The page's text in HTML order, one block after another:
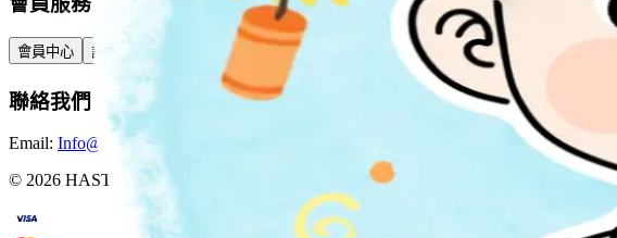
會員中心 訂單查詢 積分與獎賞 預訂與包裹
聯絡我們
Email: Info@hastore.app
© 2026 HASTORE. All rights reserved.